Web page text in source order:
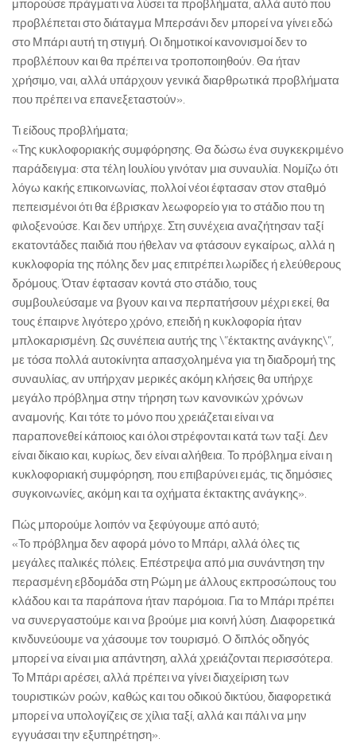
μπορούσε πράγματι να λύσει τα προβλήματα, αλλά αυτό που
προβλέπεται στο διάταγμα Μπερσάνι δεν μπορεί να γίνει εδώ
στο Μπάρι αυτή τη στιγμή. Οι δημοτικοί κανονισμοί δεν το
προβλέπουν και θα πρέπει να τροποποιηθούν. Θα ήταν
χρήσιμο, ναι, αλλά υπάρχουν γενικά διαρθρωτικά προβλήματα
που πρέπει να επανεξεταστούν».
Τι είδους προβλήματα;
«Της κυκλοφοριακής συμφόρησης. Θα δώσω ένα συγκεκριμένο
παράδειγμα: στα τέλη Ιουλίου γινόταν μια συναυλία. Νομίζω ότι
λόγω κακής επικοινωνίας, πολλοί νέοι έφτασαν στον σταθμό
πεπεισμένοι ότι θα έβρισκαν λεωφορείο για το στάδιο που τη
φιλοξενούσε. Και δεν υπήρχε. Στη συνέχεια αναζήτησαν ταξί
εκατοντάδες παιδιά που ήθελαν να φτάσουν εγκαίρως, αλλά η
κυκλοφορία της πόλης δεν μας επιτρέπει λωρίδες ή ελεύθερους
δρόμους. Όταν έφτασαν κοντά στο στάδιο, τους
συμβουλεύσαμε να βγουν και να περπατήσουν μέχρι εκεί, θα
τους έπαιρνε λιγότερο χρόνο, επειδή η κυκλοφορία ήταν
μπλοκαρισμένη. Ως συνέπεια αυτής της \”έκτακτης ανάγκης\”,
με τόσα πολλά αυτοκίνητα απασχολημένα για τη διαδρομή της
συναυλίας, αν υπήρχαν μερικές ακόμη κλήσεις θα υπήρχε
μεγάλο πρόβλημα στην τήρηση των κανονικών χρόνων
αναμονής. Και τότε το μόνο που χρειάζεται είναι να
παραπονεθεί κάποιος και όλοι στρέφονται κατά των ταξί. Δεν
είναι δίκαιο και, κυρίως, δεν είναι αλήθεια. Το πρόβλημα είναι η
κυκλοφοριακή συμφόρηση, που επιβαρύνει εμάς, τις δημόσιες
συγκοινωνίες, ακόμη και τα οχήματα έκτακτης ανάγκης».
Πώς μπορούμε λοιπόν να ξεφύγουμε από αυτό;
«Το πρόβλημα δεν αφορά μόνο το Μπάρι, αλλά όλες τις
μεγάλες ιταλικές πόλεις. Επέστρεψα από μια συνάντηση την
περασμένη εβδομάδα στη Ρώμη με άλλους εκπροσώπους του
κλάδου και τα παράπονα ήταν παρόμοια. Για το Μπάρι πρέπει
να συνεργαστούμε και να βρούμε μια κοινή λύση. Διαφορετικά
κινδυνεύουμε να χάσουμε τον τουρισμό. Ο διπλός οδηγός
μπορεί να είναι μια απάντηση, αλλά χρειάζονται περισσότερα.
Το Μπάρι αρέσει, αλλά πρέπει να γίνει διαχείριση των
τουριστικών ροών, καθώς και του οδικού δικτύου, διαφορετικά
μπορεί να υπολογίζεις σε χίλια ταξί, αλλά και πάλι να μην
εγγυάσαι την εξυπηρέτηση».